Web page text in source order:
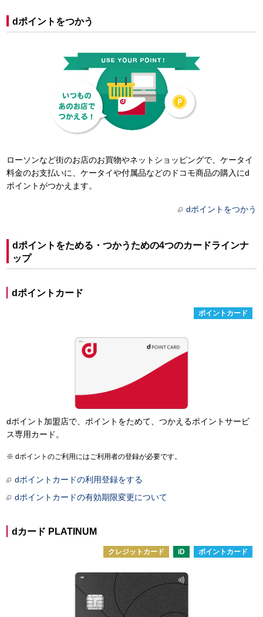
dポイントをつかう
ローソンなど街のお店のお買物やネットショッピングで、ケータイ
料金のお支払いに、ケータイや付属品などのドコモ商品の購入にd
ポイントがつかえます。
dポイントをつかう
dポイントをためる・つかうための4つのカードラインナ
ップ
dポイントカード
ポイントカード
dポイント加盟店で、ポイントをためて、つかえるポイントサービ
ス専用カード。
dポイントのご利用にはご利用者の登録が必要です。
dポイントカードの利用登録をする
dポイントカードの有効期限変更について
dカード PLATINUM
クレジットカード iD ポイントカード